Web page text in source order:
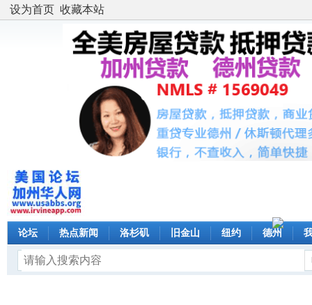
设为首页 收藏本站
论坛 热点新闻 洛杉矶 旧金山 纽约 德州